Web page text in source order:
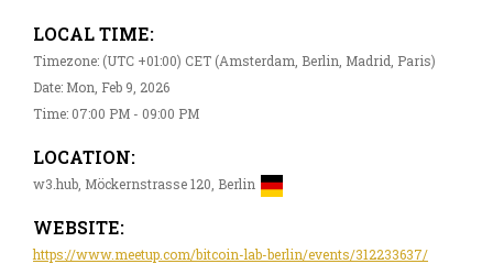
LOCAL TIME:
Timezone: (UTC +01:00) CET (Amsterdam, Berlin, Madrid, Paris)
Date: Mon, Feb 9, 2026
Time: 07:00 PM - 09:00 PM
LOCATION:
w3.hub, Möckernstrasse 120, Berlin
WEBSITE:
https://www.meetup.com/bitcoin-lab-berlin/events/312233637/